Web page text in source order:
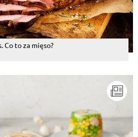
Odpowiedz
d41d8cd98f0
, 30.12.2021
skondensowane mleko, daję
posiadam jedna lub więcej warstw
Czasem ciasto było tylko na
tylko na krakersach. Innym razem
bit, bo nie miałam śmietanki.
używałam też masła
Co to za mięso?